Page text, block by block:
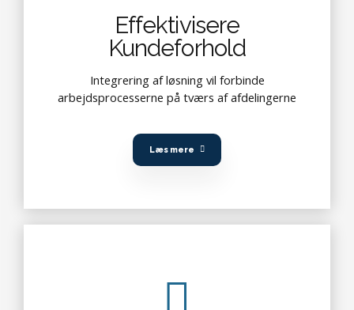
Effektivisere
Kundeforhold
Integrering af løsning vil forbinde
arbejdsprocesserne på tværs af afdelingerne
Læs mere